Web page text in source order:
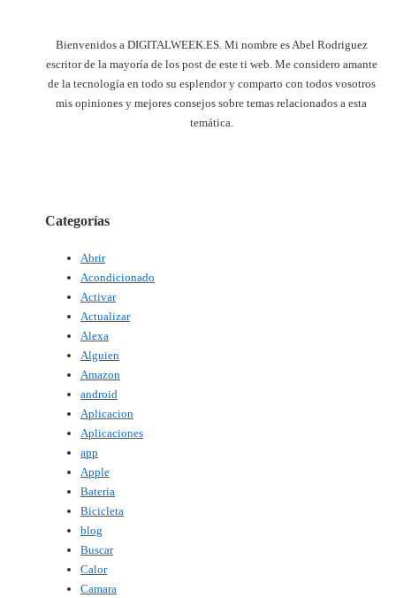
Bienvenidos a DIGITALWEEK.ES. Mi nombre es Abel Rodriguez
escritor de la mayoría de los post de este ti web. Me considero amante
de la tecnología en todo su esplendor y comparto con todos vosotros
mis opiniones y mejores consejos sobre temas relacionados a esta
temática.
Categorías
Abrir
Acondicionado
Activar
Actualizar
Alexa
Alguien
Amazon
android
Aplicacion
Aplicaciones
app
Apple
Bateria
Bicicleta
blog
Buscar
Calor
Camara